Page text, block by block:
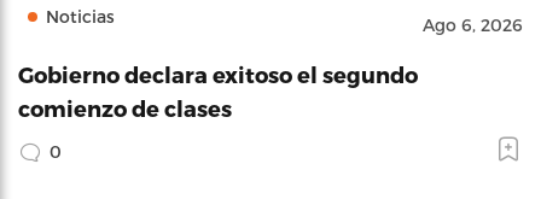
Noticias Ago 6, 2026
Gobierno declara exitoso el segundo
comienzo de clases
0